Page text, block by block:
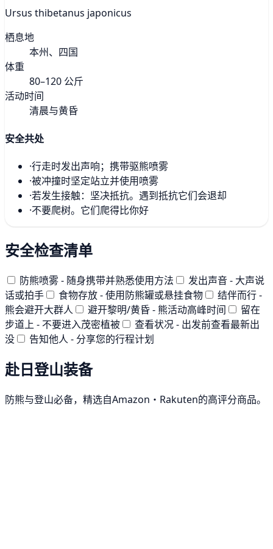
Ursus thibetanus japonicus
栖息地
本州、四国
体重
80–120 公斤
活动时间
清晨与黄昏
安全共处
·行走时发出声响；携带驱熊喷雾
·被冲撞时坚定站立并使用喷雾
·若发生接触：坚决抵抗。遇到抵抗它们会退却
·不要爬树。它们爬得比你好
安全检查清单
防熊喷雾 - 随身携带并熟悉使用方法
发出声音 - 大声说
话或拍手
食物存放 - 使用防熊罐或悬挂食物
结伴而行 -
熊会避开大群人
避开黎明/黄昏 - 熊活动高峰时间
留在
步道上 - 不要进入茂密植被
查看状况 - 出发前查看最新出
没
告知他人 - 分享您的行程计划
赴日登山装备
防熊与登山必备，精选自Amazon・Rakuten的高评分商品。